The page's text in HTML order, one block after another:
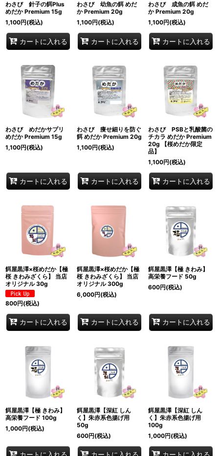
わさび 針子の餌Plus
めだか Premium 15g
1,100円(税込)
カートに入れる
わさび 幼魚の餌 めだ
か Premium 20g
1,100円(税込)
カートに入れる
わさび 成魚の餌 めだ
か Premium 20g
1,100円(税込)
カートに入れる
わさび めだかサプリ
めだか Premium 15g
1,100円(税込)
カートに入れる
わさび 痩せ細りを防ぐ
餌 めだか Premium 20g
1,100円(税込)
カートに入れる
わさび PSBと乳酸菌の
チカラ めだか Premium
20g 【桜めだか限定
品】
1,100円(税込)
カートに入れる
餌屋黒澤×桜めだか【極
桜 きわみざくら】 当店
オリジナル 30g
800円(税込)
カートに入れる
餌屋黒澤×桜めだか【極
桜 きわみざくら】 当店
オリジナル 300g
6,000円(税込)
カートに入れる
餌屋黒澤【極 きわみ】
高栄養フード 50g
600円(税込)
カートに入れる
餌屋黒澤【極 きわみ】
高栄養フード 100g
1,000円(税込)
餌屋黒澤【深紅 しん
く】朱赤系色揚げ用
50g
600円(税込)
餌屋黒澤【深紅 しん
く】朱赤系色揚げ用
100g
1,000円(税込)